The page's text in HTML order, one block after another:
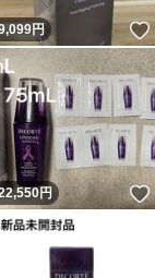
いね！
円
いね！
円